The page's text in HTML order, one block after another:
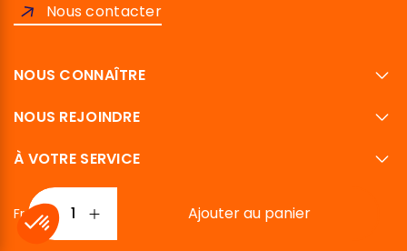
Ajouter au panier
Nous contacter
NOUS CONNAÎTRE
NOUS REJOINDRE
À VOTRE SERVICE
Français